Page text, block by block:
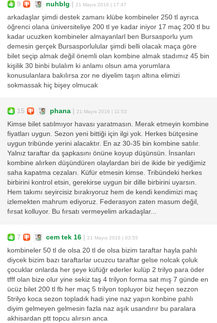
9 nuhblg 21 Mayıs 2016 | 17:47
arkadaşlar şimdi destek zamanı klübe kombineler 250 tl ayrıca
öğrenci olana üniversiteliye 200 tl ye kadar iniyor 17 maç 200 tl bu
kadar ucuzken kombineler almayanlarl ben Bursasporlu yum
demesin gerçek Bursasporlulular şimdi belli olacak maça göre
bilet seçip almak değil önemli olan kombine almak stadımız 45 bin
kişilik 30 binbi bulalım ki anlamı olsun ama yorumlara
konusulanlara bakılırsa zor ne diyelim taşın altına elimizi
sokmassak hiç bişey olmucak
15 phana 21 Mayıs 2016 | 11:53
Kimse bilet satılmıyor havası yaratmasın. Merak etmeyin kombine
fiyatları uygun. Sezon yeni bittiği için ilgi yok. Herkes bütçesine
uygun tribünde yerini alacaktır. En az 30-35 bin kombine satılır.
Yalnız taraftar da şapkasını önüne koyup düşünsün. İnsanları
kombine alırken düşündüren olaylardan biri de ikide bir yediğimiz
saha kapatma cezaları. Küfür etmesin kimse. Tribündeki herkes
birbirini kontrol etsin, gerekirse uygun bir dille birbirini uyarsın.
Hem takımı seyircisiz bırakıyoruz hem de kendi kendimizi maç
izlemekten mahrum ediyoruz. Federasyon zaten masum değil,
fırsat kolluyor. Bu fırsatı vermeyelim arkadaşlar...
7 cem tek 16 21 Mayıs 2016 | 03:55
kombineler 50 tl de olsa 20 tl de olsa bizim taraftar hayla pahlı
diycek bizim bazı taraftarlar ucuzcu taraftar gelse nolcak çoluk
çocuklar onlarda her şeye küfüğr ederler kulüp 2 trilyo para öder
tfff olan bize olur yine sekiz taş 4 trilyon forma sat mış 7 günde en
ücüz bilet 200 tl fb her maç 5 trilyon topluyor biz heçen sezzon
5trilyo koca sezon topladık hadi yine naz yapın konbine pahlı
diyim gelmeyen gelmesin fazla naz aşık usandırır bu paralara
akhisardan ptt topcu alırsın anca